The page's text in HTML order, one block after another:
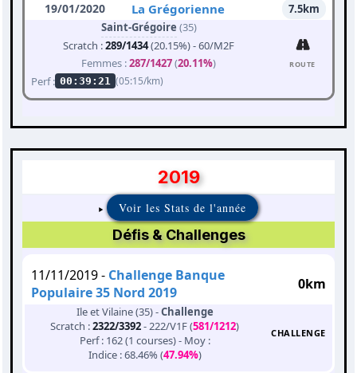
19/01/2020 La Grégorienne
7.5km
Saint-Grégoire (35)
Scratch :289/1434(20.15%) - 60/M2F
Femmes :287/1427(20.11%)
Perf : 00:39:21 (05:15/km)
ROUTE
2019
Voir les Stats de l'année
Défis & Challenges
11/11/2019 - Challenge Banque
Populaire 35 Nord 2019
0km
Ile et Vilaine (35) -Challenge
Scratch :2322/3392- 222/V1F (581/1212)
Perf : 162 (1 courses) - Moy :
Indice : 68.46% (47.94%)
CHALLENGE